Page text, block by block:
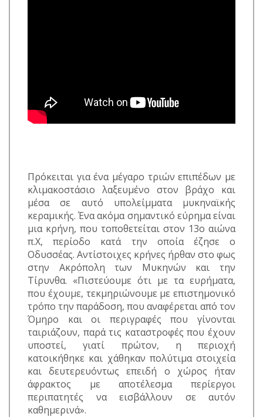
Πρόκειται για ένα μέγαρο τριών επιπέδων με
κλιμακοστάσιο λαξευμένο στον βράχο και
μέσα σε αυτό υπολείμματα μυκηναϊκής
κεραμικής. Ένα ακόμα σημαντικό εύρημα είναι
μια κρήνη, που τοποθετείται στον 13ο αιώνα
π.Χ, περίοδο κατά την οποία έζησε ο
Οδυσσέας. Αντίστοιχες κρήνες ήρθαν στο φως
στην Ακρόπολη των Μυκηνών και την
Τίρυνθα. «Πιστεύουμε ότι με τα ευρήματα,
που έχουμε, τεκμηριώνουμε με επιστημονικό
τρόπο την παράδοση, που αναφέρεται από τον
Όμηρο και οι περιγραφές που γίνονται
ταιριάζουν, παρά τις καταστροφές που έχουν
υποστεί, γιατί πρώτον, η περιοχή
κατοικήθηκε και χάθηκαν πολύτιμα στοιχεία
και δευτερευόντως επειδή ο χώρος ήταν
άφρακτος με αποτέλεσμα περίεργοι
περιπατητές να εισβάλλουν σε αυτόν
καθημερινά».